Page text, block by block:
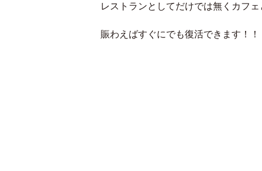
レストランとしてだけでは無くカフェ
賑わえばすぐにでも復活できます！！